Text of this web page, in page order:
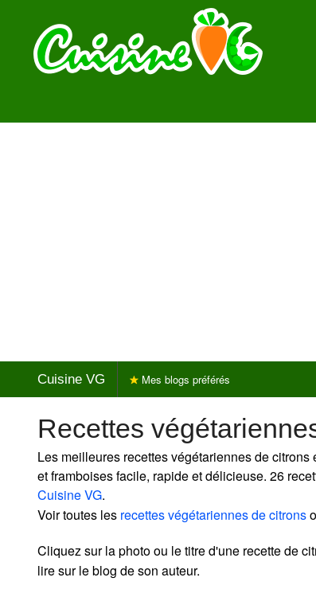
Cuisine VG Mes blogs préférés
Recettes
Les meilleures recettes végétariennes de
et framboises facile, rapide et délicieuse. 26
Cuisine VG.
Voir toutes les recettes végétariennes de citrons
Cliquez sur la photo ou le titre d'une recette de
lire sur le blog de son auteur.